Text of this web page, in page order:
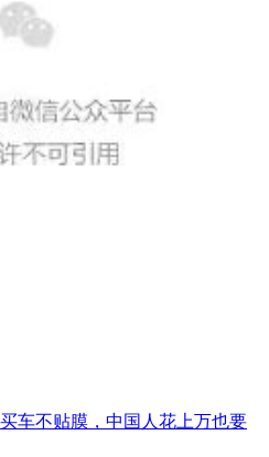
车不贴膜，中国人花上万也要